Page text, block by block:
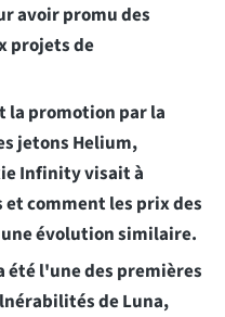
avoir promu des
projets de
la promotion par la
jetons Helium,
Infinity visait à
comment les prix des
évolution similaire.
été l'une des premières
de Luna,